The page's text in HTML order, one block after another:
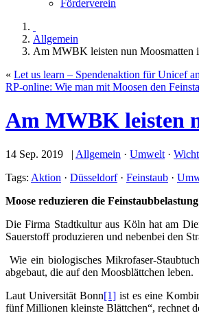
Förderverein
Allgemein
Am MWBK leisten nun Moosmatten
« Let us learn – Spendenaktion für Unicef
RP-online: Wie man mit Moosen den
Am MWBK leisten
14 Sep. 2019 | Allgemein · Umwelt ·
Tags: Aktion · Düsseldorf· Feinstaub ·
Moose reduzieren die Feinstaubbelastung
Die Firma Stadtkultur aus Köln hat am
Sauerstoff produzieren und nebenbei den
Wie ein biologisches Mikrofaser-
abgebaut, die auf den Moosblättchen leben.
Laut Universität Bonn[1] ist es eine
fünf Millionen kleinste Blättchen“, rechnet